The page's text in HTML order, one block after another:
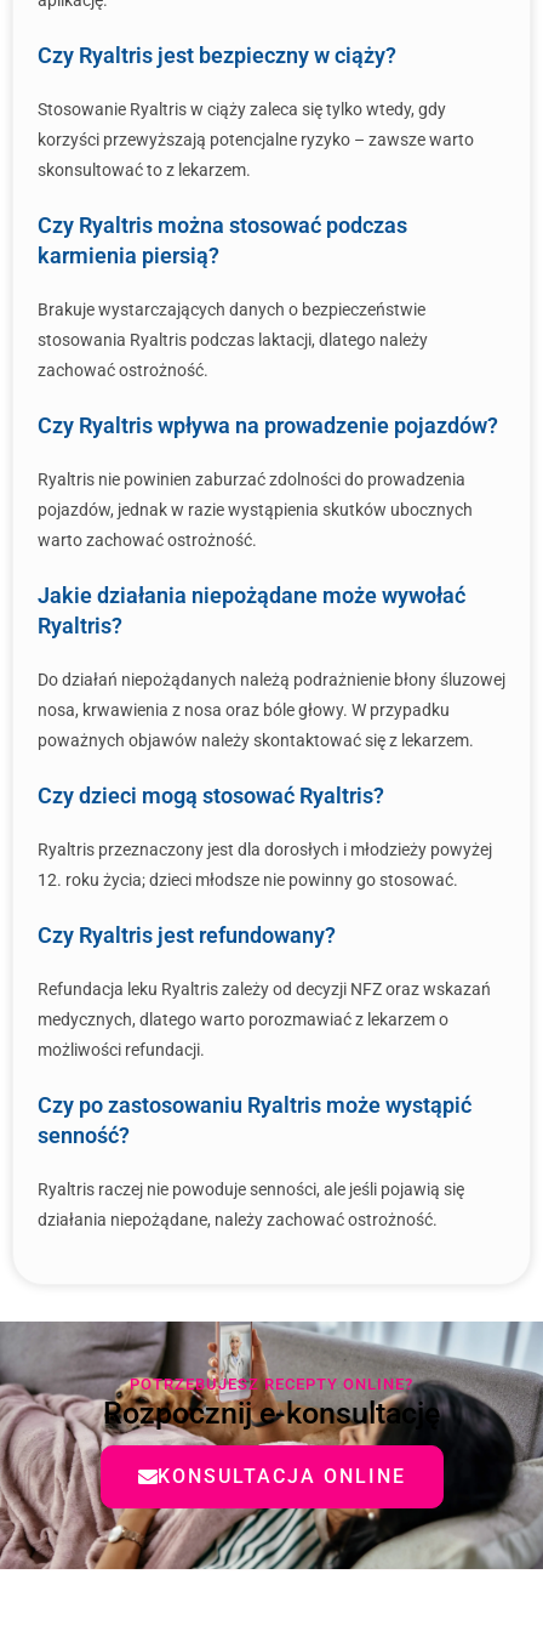
Czy Ryaltris jest bezpieczny w ciąży?
Stosowanie Ryaltris w ciąży zaleca się tylko wtedy, gdy
korzyści przewyższają potencjalne ryzyko – zawsze warto
skonsultować to z lekarzem.
Czy Ryaltris można stosować podczas
karmienia piersią?
Brakuje wystarczających danych o bezpieczeństwie
stosowania Ryaltris podczas laktacji, dlatego należy
zachować ostrożność.
Czy Ryaltris wpływa na prowadzenie pojazdów?
Ryaltris nie powinien zaburzać zdolności do prowadzenia
pojazdów, jednak w razie wystąpienia skutków ubocznych
warto zachować ostrożność.
Jakie działania niepożądane może wywołać
Ryaltris?
Do działań niepożądanych należą podrażnienie błony śluzowej
nosa, krwawienia z nosa oraz bóle głowy. W przypadku
poważnych objawów należy skontaktować się z lekarzem.
Czy dzieci mogą stosować Ryaltris?
Ryaltris przeznaczony jest dla dorosłych i młodzieży powyżej
12. roku życia; dzieci młodsze nie powinny go stosować.
Czy Ryaltris jest refundowany?
Refundacja leku Ryaltris zależy od decyzji NFZ oraz wskazań
medycznych, dlatego warto porozmawiać z lekarzem o
możliwości refundacji.
Czy po zastosowaniu Ryaltris może wystąpić
senność?
Ryaltris raczej nie powoduje senności, ale jeśli pojawią się
działania niepożądane, należy zachować ostrożność.
POTRZEBUJESZ RECEPTY ONLINE?
Rozpocznij e-konsultację
KONSULTACJA ONLINE